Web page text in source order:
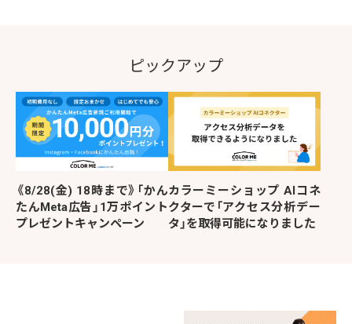
ピックアップ
《8/28(金) 18時まで》「かん
たんMeta広告」1万ポイント
プレゼントキャンペーン
カラーミーショップ AIコネ
クターで「アクセス分析デー
タ」を取得可能になりました